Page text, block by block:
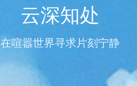
云深知处
在喧嚣世界寻求片刻宁静